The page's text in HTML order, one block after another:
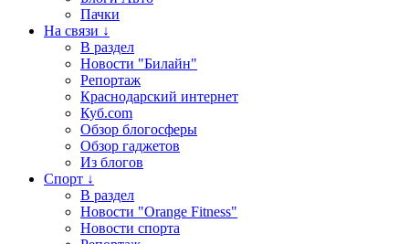
Пачки
На связи ↓
В раздел
Новости "Билайн"
Репортаж
Краснодарский интернет
Куб.com
Обзор блогосферы
Обзор гаджетов
Из блогов
Спорт ↓
В раздел
Новости "Orange Fitness"
Новости спорта